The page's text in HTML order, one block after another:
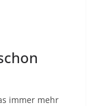
immer mehr